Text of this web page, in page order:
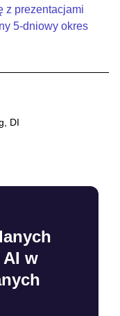
z prezentacjami
5-dniowy okres
DI
AI w